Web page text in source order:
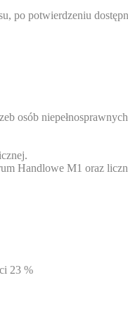
po potwierdzeniu
osób
Handlowe M1 oraz
23 %